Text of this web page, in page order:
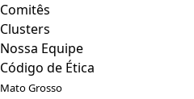
Comitês
Clusters
Nossa Equipe
Código de Ética
Mato Grosso